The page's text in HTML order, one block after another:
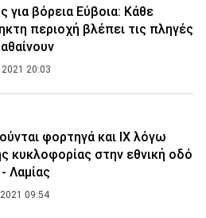
για βόρεια Εύβοια: Κάθε
περιοχή βλέπει τις πληγές
20:03
φορτηγά και ΙΧ λόγω
κυκλοφορίας στην εθνική οδό
Λαμίας
09:54